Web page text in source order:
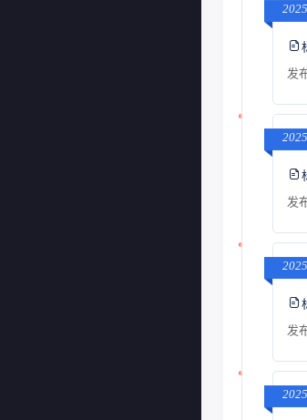
发
发
发